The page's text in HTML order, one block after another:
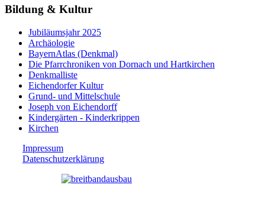
Bildung & Kultur
Jubiläumsjahr 2025
Archäologie
BayernAtlas (Denkmal)
Die Pfarrchroniken von Dornach und Hartkirchen
Denkmalliste
Eichendorfer Kultur
Grund- und Mittelschule
Joseph von Eichendorff
Kindergärten - Kinderkrippen
Kirchen
Impressum
Datenschutzerklärung